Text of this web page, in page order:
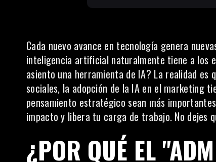
Cada nuevo avance en tecnología genera
inteligencia artificial naturalmente tiene a los
asiento una herramienta de IA? La realidad es
sociales, la adopción de la IA en el marketing
pensamiento estratégico sean más
impacto y libera tu carga de trabajo. No dejes
¿POR QUÉ EL